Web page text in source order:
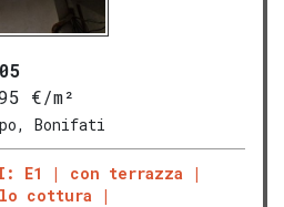
€/m²
Bonifati
E1
con terrazza
cottura